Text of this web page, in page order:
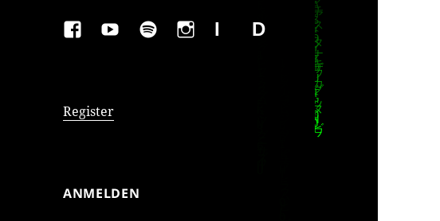
FAKEBOOK
YOUTUBESPOTIFYINSTAGRAM
IMPRESSUMDatenschutzerklärung
Register
ANMELDEN